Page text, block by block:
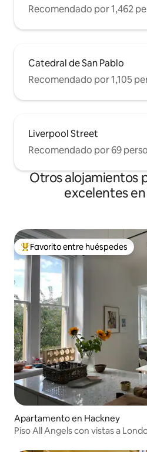
Recomendado por 1,462
Catedral de San Pablo
Recomendado por 1,105
Liverpool Street
Recomendado por 69
Otros alojamientos
excelentes
Favorito entre huéspedes
Favorito entre huéspedes
Apartamento en Hackney
Piso All Angels con vistas a